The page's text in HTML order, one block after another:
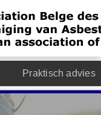
Praktisch advies